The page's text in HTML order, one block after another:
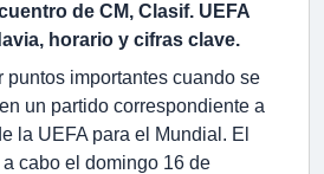
de CM, Clasif. UEFA
horario y cifras clave.
puntos importantes cuando se
un partido correspondiente a
la UEFA para el Mundial. El
cabo el domingo 16 de